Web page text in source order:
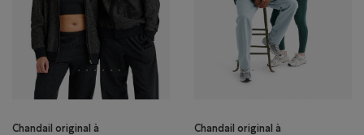
Chandail original à
Chandail original à